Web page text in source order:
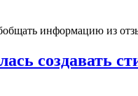
информацию из
создавать